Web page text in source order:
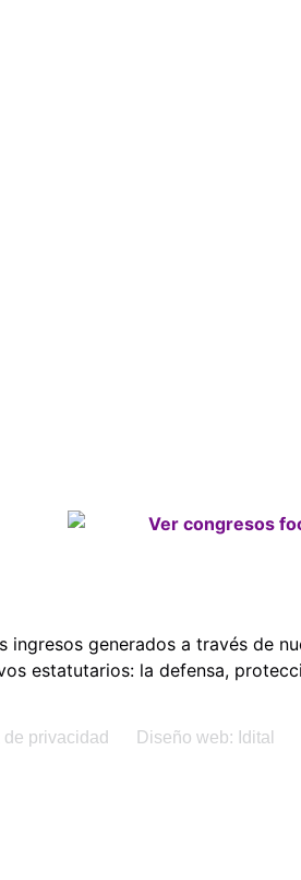
ingresos generados a través de
estatutarios: la defensa,
de privacidad Diseño web: Idital